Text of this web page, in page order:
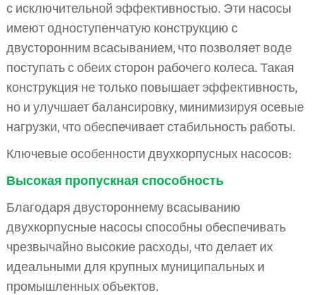
с исключительной эффективностью. Эти насосы
имеют одноступенчатую конструкцию с
двусторонним всасыванием, что позволяет воде
поступать с обеих сторон рабочего колеса. Такая
конструкция не только повышает эффективность,
но и улучшает балансировку, минимизируя осевые
нагрузки, что обеспечивает стабильность работы.
Ключевые особенности двухкорпусных насосов:
Высокая пропускная способность
Благодаря двустороннему всасыванию
двухкорпусные насосы способны обеспечивать
чрезвычайно высокие расходы, что делает их
идеальными для крупных муниципальных и
промышленных объектов.